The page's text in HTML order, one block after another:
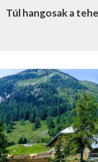
Túl hangosak a